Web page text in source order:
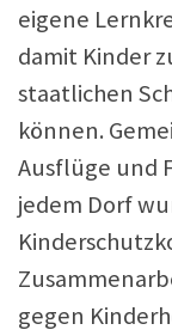
eigene
damit Kinder
staatlichen
können.
Ausflüge und
jedem Dorf
gegen